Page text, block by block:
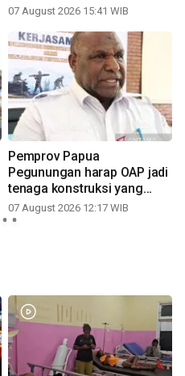
07 August 2026 15:41 WIB
Pemprov Papua
Pegunungan harap OAP jadi
tenaga konstruksi yang
andal
07 August 2026 12:17 WIB